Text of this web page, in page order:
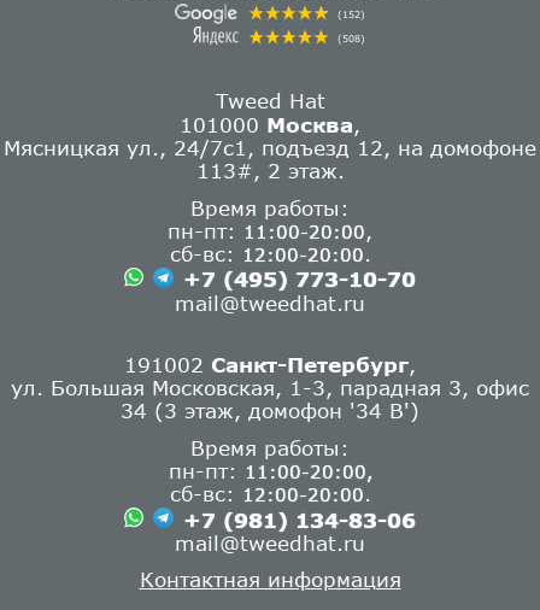
(152)
(508)
Tweed Hat
101000 Москва
Мясницкая ул., 24/7с1, подъезд 12, на домофоне
113#, 2 этаж.
Время работы:
пн-пт:
11:00-20:00
сб-вс:
12:00-20:00
+7 (495) 773-10-70
mail@tweedhat.ru
191002 Санкт-Петербург
ул. Большая Московская, 1-3, парадная 3, офис
34 (3 этаж, домофон '34 В')
Время работы:
пн-пт:
11:00-20:00,
сб-вс: 12:00-20:00
+7 (981) 134-83-06
mail@tweedhat.ru
Контактная информация